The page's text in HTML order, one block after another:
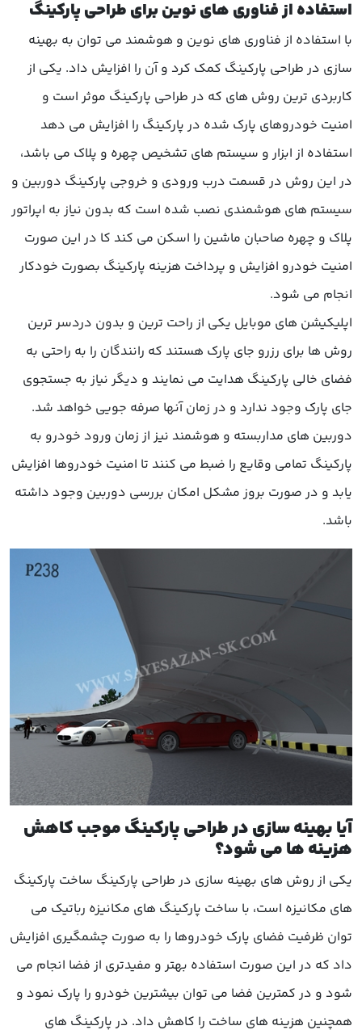
استفاده از فناوری های نوین برای طراحی پارکینگ
با استفاده از فناوری های نوین و هوشمند می توان به بهینه
سازی در طراحی پارکینگ کمک کرد و آن را افزایش داد. یکی از
کاربردی ترین روش های که در طراحی پارکینگ موثر است و
امنیت خودروهای پارک شده در پارکینگ را افزایش می دهد
استفاده از ابزار و سیستم های تشخیص چهره و پلاک می باشد،
در این روش در قسمت درب ورودی و خروجی پارکینگ دوربین و
سیستم های هوشمندی نصب شده است که بدون نیاز به اپراتور
پلاک و چهره صاحبان ماشین را اسکن می کند کا در این صورت
امنیت خودرو افزایش و پرداخت هزینه پارکینگ بصورت خودکار
انجام می شود.
اپلیکیشن های موبایل یکی از راحت ترین و بدون دردسر ترین
روش ها برای رزرو جای پارک هستند که رانندگان را به راحتی به
فضای خالی پارکینگ هدایت می نمایند و دیگر نیاز به جستجوی
جای پارک وجود ندارد و در زمان آنها صرفه جویی خواهد شد.
دوربین های مداربسته و هوشمند نیز از زمان ورود خودرو به
پارکینگ تمامی وقایع را ضبط می کنند تا امنیت خودروها افزایش
یابد و در صورت بروز مشکل امکان بررسی دوربین وجود داشته
باشد.
آیا بهینه سازی در طراحی پارکینگ موجب کاهش
هزینه ها می شود؟
یکی از روش های بهینه سازی در طراحی پارکینگ ساخت پارکینگ
های مکانیزه است، با ساخت پارکینگ های مکانیزه رباتیک می
توان ظرفیت فضای پارک خودروها را به صورت چشمگیری افزایش
داد که در این صورت استفاده بهتر و مفیدتری از فضا انجام می
شود و در کمترین فضا می توان بیشترین خودرو را پارک نمود و
همچنین هزینه های ساخت را کاهش داد. در پارکینگ های